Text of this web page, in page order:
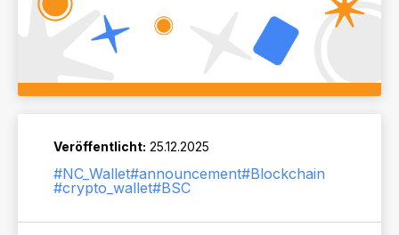
Veröffentlicht: 25.12.2025
#NC_Wallet#announcement#Blockchain
#crypto_wallet#BSC